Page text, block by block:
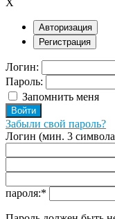
X
Авторизация
Регистрация
Логин:
Пароль:
Запомнить меня
Забыли свой пароль?
Логин (мин. 3
пароля:*